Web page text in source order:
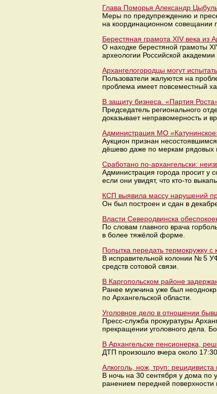
Глава Поморья Александр
Меры по предупреждению и
на координационном совещании
Берестяная грамота XIV века из
О находке берестяной грамоты
археологии Российской
Архангелогородцы могут
Пользователи жалуются на
проблема имеет повсеместный
В защиту бизнеса. «Партия
Председатель регионального
доказывает неправомерность и
Администрация МО
Аукцион признан
дёшево даже по меркам рядовых
Сработано по-архангельски:
Администрация города просит у
если они увидят, что кто-то
КСП выявила массу нарушений
Он был построен и сдан в
Власти Северодвинска
По словам главного врача
в более тяжёлой форме.
Попытка передать термокружку
В исправительной колонии № 5
средств сотовой связи.
В Каргопольском районе
Ранее мужчина уже был
по Архангельской области.
Уголовное дело в отношении
Пресс-служба прокуратуры
прекращении уголовного дела.
В Архангельске пенсионерка,
ДТП произошло вчера около
Алкоголь, нож, труп:
В ночь на 30 сентября у дома по
ранением передней поверхности